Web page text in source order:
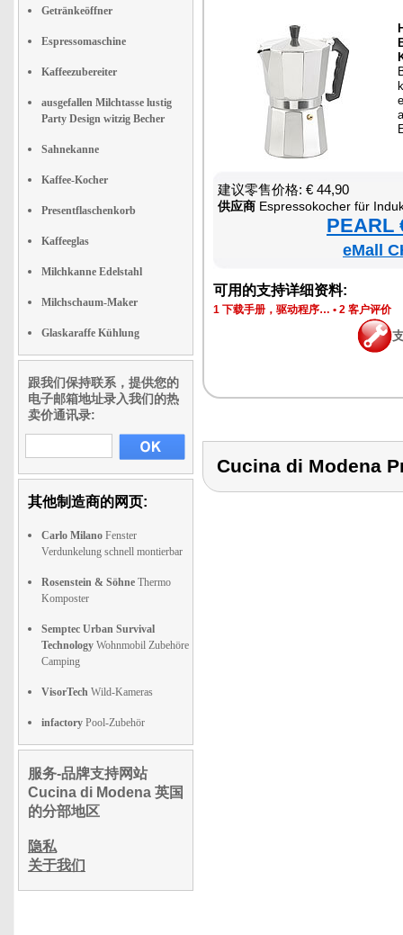
Getränkeöffner
Espressomaschine
Kaffeezubereiter
ausgefallen Milchtasse lustig
Party Design witzig Becher
Sahnekanne
Kaffee-Kocher
Presentflaschenkorb
Kaffeeglas
Milchkanne Edelstahl
Milchschaum-Maker
Glaskaraffe Kühlung
跟我们保持联系，提供您的
电子邮箱地址录入我们的热
卖价通讯录:
其他制造商的网页:
Carlo Milano Fenster
Verdunkelung schnell montierbar
Rosenstein & Söhne Thermo
Komposter
Semptec Urban Survival
Technology Wohnmobil Zubehöre
Camping
VisorTech Wild-Kameras
infactory Pool-Zubehör
服务-品牌支持网站
Cucina di Modena 英国
的分部地区
隐私
关于我们
建议零售价格: € 44,90
供应商 Espressokocher für
PEARL
eMall
可用的支持详细资料:
1 下载手册，驱动程序… • 2 客户评价
Cucina di Modena